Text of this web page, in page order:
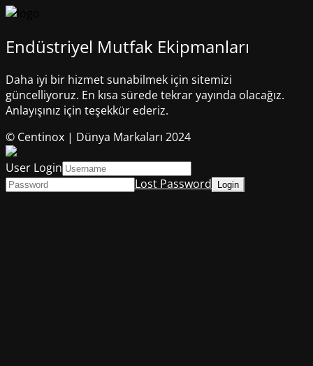
Endüstriyel Mutfak Ekipmanları
Daha iyi bir hizmet sunabilmek için sitemizi
güncelliyoruz. En kısa sürede tekrar yayında olacağız.
Anlayışınız için teşekkür ederiz.
© Centinox | Dünya Markaları 2024
User Login
Lost Password